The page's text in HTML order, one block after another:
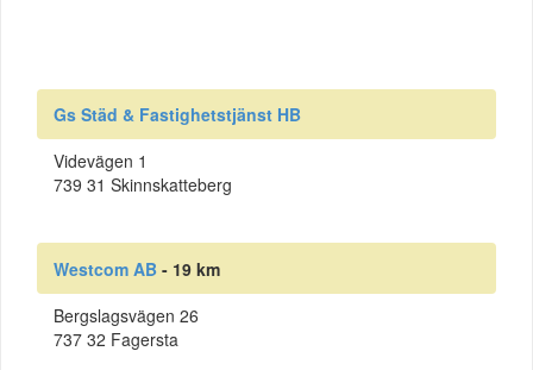
Gs Städ & Fastighetstjänst HB
Videvägen 1
739 31 Skinnskatteberg
Westcom AB - 19 km
Bergslagsvägen 26
737 32 Fagersta